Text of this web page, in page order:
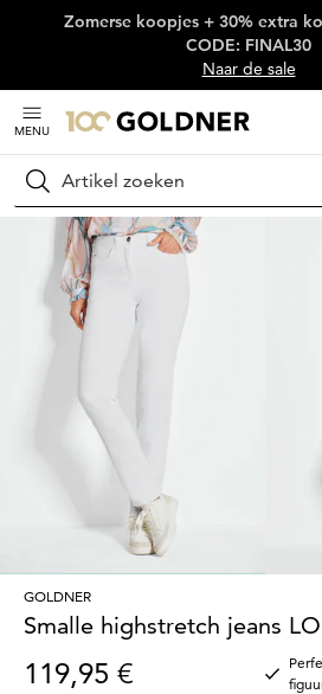
Skip naar hoofdinhoud
Zomerse koopjes + 30% extra
CODE: FINAL30
Naar de sale
MENU
Zoeken
Home Damesmode
GOLDNER
Smalle highstretch jeans
119,95 €